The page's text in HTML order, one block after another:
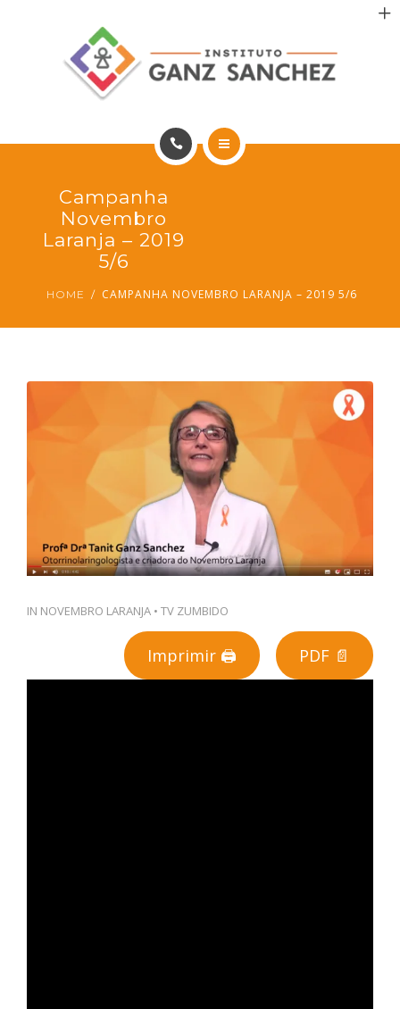
INCENTIVO AOS PACIENTES
PT
PORTFÓLIO
INCENTIVO AOS PACIENTES
CONTATO
Campanha
Novembro
Laranja – 2019
5/6
HOME CAMPANHA NOVEMBRO LARANJA – 2019 5/6
IN NOVEMBRO LARANJA • TV ZUMBIDO
Imprimir 🖨 PDF 📄